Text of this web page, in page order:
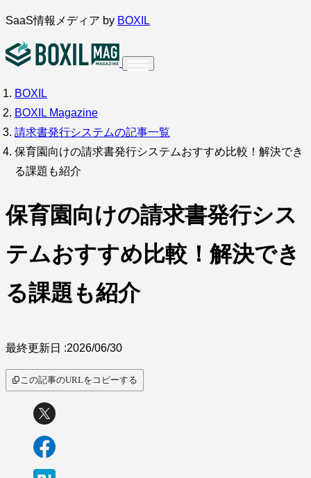
内
を
キ
ッ
プ
SaaS情報メディア by BOXIL
インタビュー
調査・アンケート
BOXIL
BOXIL Magazine
請求書発行システムの記事一覧
保育園向けの請求書発行システムおすすめ比較！解決でき
る課題も紹介
保育園向けの請求書発行シス
テムおすすめ比較！解決でき
る課題も紹介
最終更新日 :2026/06/30
この記事のURLをコピーする